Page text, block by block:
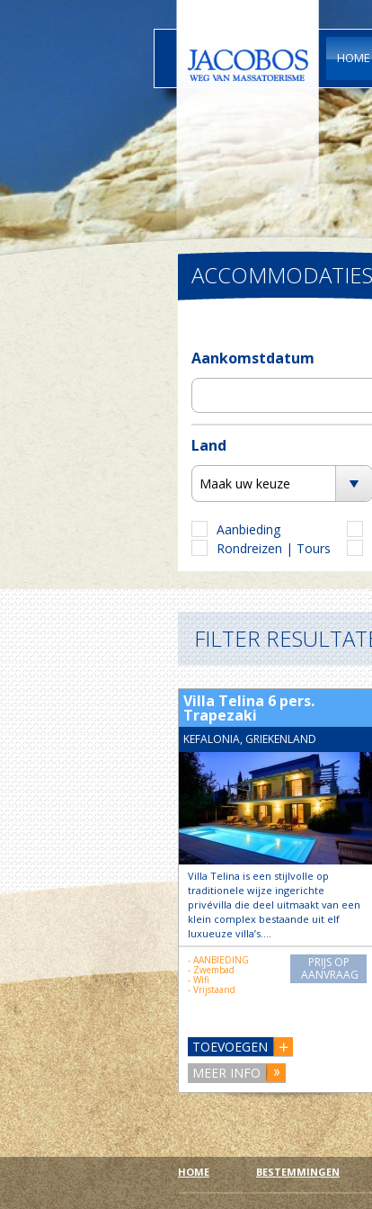
HOME
ACCOMMODATIES
Aankomstdatum
Land
Maak uw keuze
Aanbieding
Rondreizen | Tours
FILTER
Villa Telina 6 pers.
Trapezaki
KEFALONIA, GRIEKENLAND
Villa Telina is een stijlvolle op
traditionele wijze ingerichte
privévilla die deel uitmaakt van een
klein complex bestaande uit elf
luxueuze villa’s….
- AANBIEDING
- Zwembad
- Wifi
- Vrijstaand
PRIJS OP
AANVRAAG
TOEVOEGEN
MEER INFO
HOME BESTEMMINGEN